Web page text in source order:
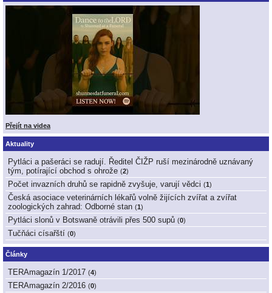
Přejít na videa
Aktuality
Pytláci a pašeráci se radují. Ředitel ČIŽP ruší mezinárodně uznávaný
tým, potírající obchod s ohrože (2)
Počet invazních druhů se rapidně zvyšuje, varují vědci (1)
Česká asociace veterinárních lékařů volně žijících zvířat a zvířat
zoologických zahrad: Odborné stan (1)
Pytláci slonů v Botswaně otrávili přes 500 supů (0)
Tučňáci císařští (0)
Články
TERAmagazín 1/2017 (4)
TERAmagazín 2/2016 (0)